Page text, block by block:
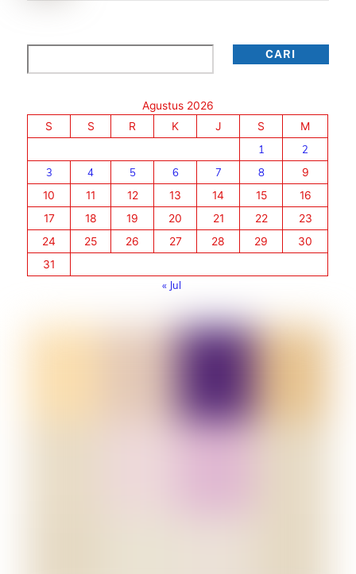
CARI
Agustus 2026
S
S R K J S
M
1
2
3
4 5 6 7 8
9
10
11 12 13 14 15
16
17
18 19 20 21 22
23
24
25 26 27 28 29
30
31
« Jul